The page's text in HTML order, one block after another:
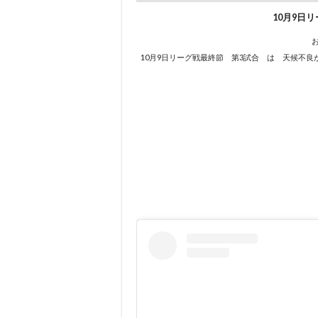
10月9日
10月9日リーグ戦最終節 第3試合 は 天候不良